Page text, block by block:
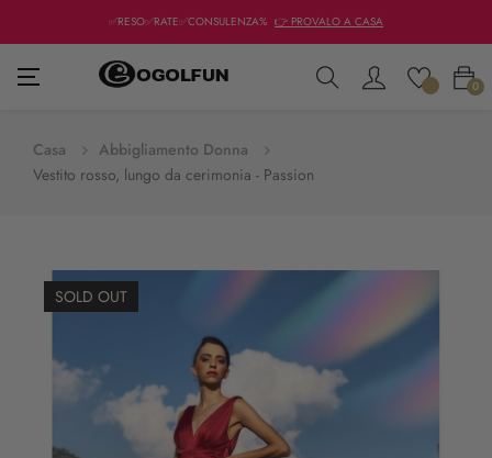
✅RESO✅RATE✅CONSULENZA% 👉 PROVALO A CASA
navigazione
☰ 0
Casa
Abbigliamento Donna
Vestito rosso, lungo da cerimonia - Passion
SOLD OUT